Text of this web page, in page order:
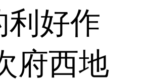
利好作
府西地